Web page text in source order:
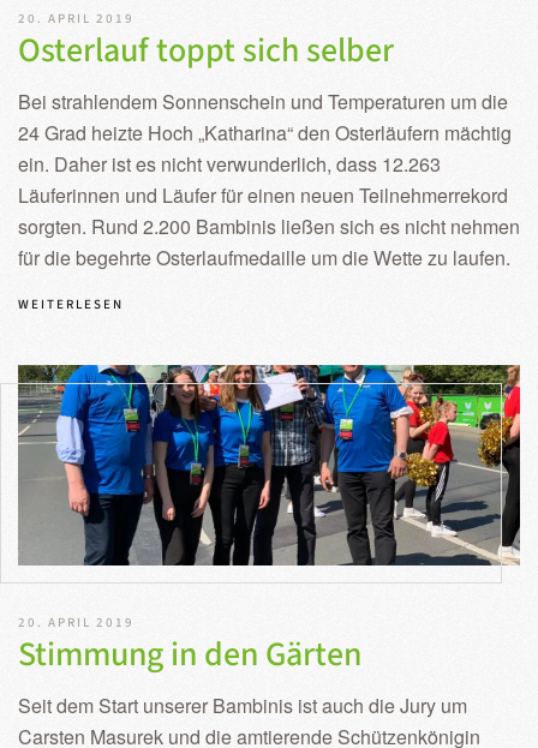
20. APRIL 2019
Osterlauf toppt sich selber
Bei strahlendem Sonnenschein und Temperaturen um die
24 Grad heizte Hoch „Katharina“ den Osterläufern mächtig
ein. Daher ist es nicht verwunderlich, dass 12.263
Läuferinnen und Läufer für einen neuen Teilnehmerrekord
sorgten. Rund 2.200 Bambinis ließen sich es nicht nehmen
für die begehrte Osterlaufmedaille um die Wette zu laufen.
WEITERLESEN
20. APRIL 2019
Stimmung in den Gärten
Seit dem Start unserer Bambinis ist auch die Jury um
Carsten Masurek und die amtierende Schützenkönigin